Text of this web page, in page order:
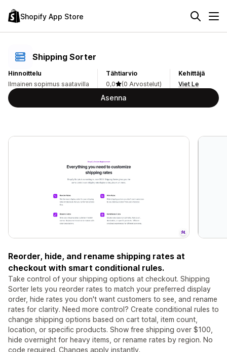
Shopify App Store
Shipping Sorter
Hinnoittelu
Ilmainen sopimus saatavilla
Tähtiarvio
0,0
(0 Arvostelut)
Kehittäjä
Viet Le
Asenna
Reorder, hide, and rename shipping rates at
checkout with smart conditional rules.
Take control of your shipping options at checkout. Shipping
Sorter lets you reorder rates to match your preferred display
order, hide rates you don't want customers to see, and rename
rates for clarity. Need more control? Create conditional rules to
change shipping options based on cart total, item count,
location, or specific products. Show free shipping over $100,
hide overnight for heavy items, or rename rates by region. No
code required. Changes apply instantly.